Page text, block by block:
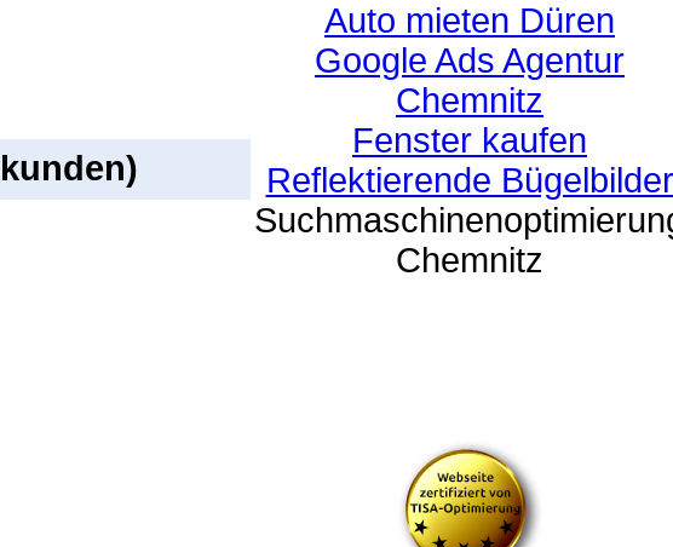
Auto mieten Düren
Google Ads Agentur
Chemnitz
Fenster kaufen
Reflektierende Bügelbilder
Chemnitz